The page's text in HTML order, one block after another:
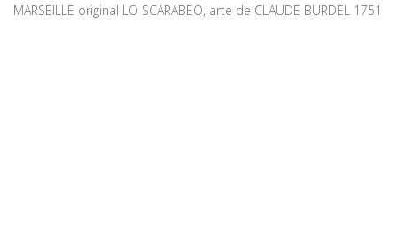
MARSEILLE original LO SCARABEO, arte de CLAUDE BURDEL 1751